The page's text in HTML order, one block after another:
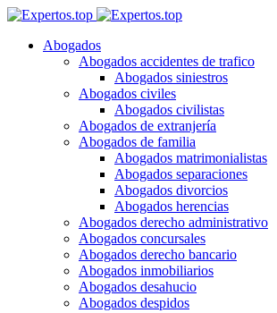
Abogados
Abogados accidentes de trafico
Abogados siniestros
Abogados civiles
Abogados civilistas
Abogados de extranjería
Abogados de familia
Abogados matrimonialistas
Abogados separaciones
Abogados divorcios
Abogados herencias
Abogados derecho administrativo
Abogados concursales
Abogados derecho bancario
Abogados inmobiliarios
Abogados desahucio
Abogados despidos